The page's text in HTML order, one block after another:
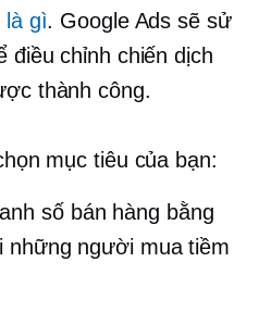
là gì. Google Ads sẽ sử
điều chỉnh chiến dịch
thành công.
mục tiêu của bạn:
số bán hàng bằng
người mua tiềm